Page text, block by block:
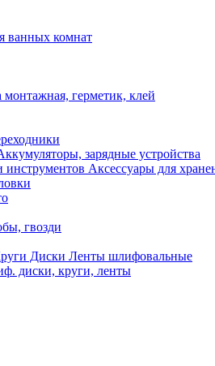
ванных комнат
монтажная, герметик, клей
зарядные устройства
Аксессуары для
гвозди
Диски Ленты шлифовальные
диски, круги, ленты